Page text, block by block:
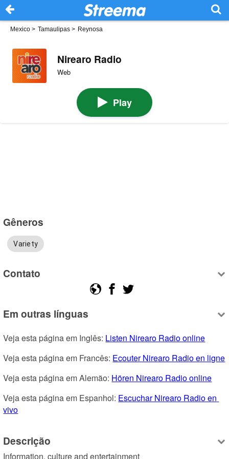
Mexico > Tamaulipas > Reynosa
Nirearo Radio
Web
Play
Gêneros
Variety
Contato
Em outras línguas
Veja esta página em Inglês: Listen Nirearo Radio online
Veja esta página em Francês: Ecouter Nirearo Radio en ligne
Veja esta página em Alemão: Hören Nirearo Radio online
Veja esta página em Espanhol: Escuchar Nirearo Radio en
vivo
Descrição
Information, culture and entertainment